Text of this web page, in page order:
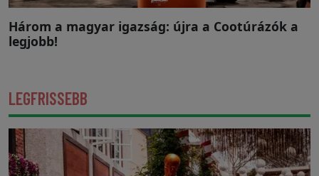
Három a magyar igazság: újra a Cootúrázók a
legjobb!
LEGFRISSEBB